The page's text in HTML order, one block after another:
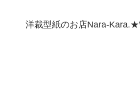
洋裁型紙のお店Nara-